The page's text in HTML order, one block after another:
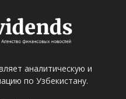
аналитическую и
по Узбекистану.